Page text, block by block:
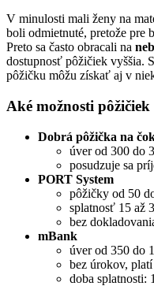
V minulosti mali ženy na
boli odmietnuté, pretože pre
Preto sa často obracali na
dostupnosť pôžičiek vyššia.
pôžičku môžu získať aj v
Aké možnosti
Dobrá pôžička na
úver od 300 do
posudzuje sa
PORT System
pôžičky od 50
splatnosť 15 až
bez
mBank
úver od 350 do
bez úrokov,
doba splatnosti: